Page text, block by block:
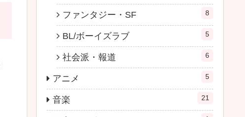
ファンタジー・SF 8
BL/ボーイズラブ 5
社会派・報道 6
アニメ 5
音楽 21